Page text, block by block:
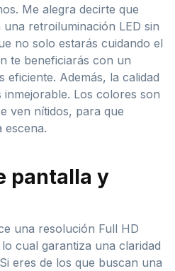
Me alegra decirte que
retroiluminación LED sin
no solo estarás cuidando el
te beneficiarás con un
eficiente. Además, la calidad
Los colores son
ven nítidos, para que
escena.
pantalla y
una resolución Full HD
cual garantiza una claridad
eres de los que buscan una